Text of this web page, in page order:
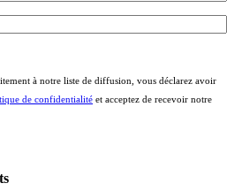
à notre liste de diffusion, vous déclarez avoir
de confidentialité et acceptez de recevoir notre